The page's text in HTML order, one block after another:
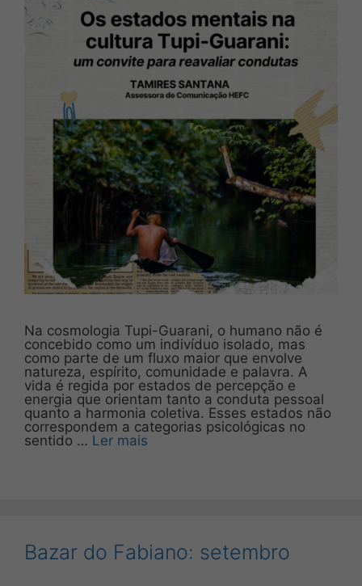
Na cosmologia Tupi-Guarani, o humano não é
concebido como um indivíduo isolado, mas
como parte de um fluxo maior que envolve
natureza, espírito, comunidade e palavra. A
vida é regida por estados de percepção e
energia que orientam tanto a conduta pessoal
quanto a harmonia coletiva. Esses estados não
correspondem a categorias psicológicas no
sentido … Ler mais
Bazar do Fabiano: setembro